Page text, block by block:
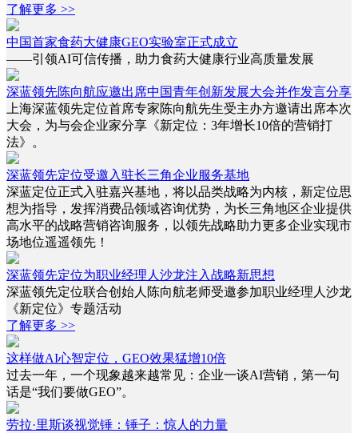
了解更多 >>
中国首家食药大健康GEO实验室正式成立
——引领AI可信传播，助力食药大健康行业高质量发展
深蓝领先陈向航应邀出席中国青年创新发展大会并作发言分享
上海深蓝领先定位首席专家陈向航先生受主办方邀请出席本次
大会，为与会企业家分享《新定位：3年增长10倍的营销打
法》。
深蓝领先定位受邀入驻长三角企业服务基地
深蓝定位正式入驻嘉兴基地，将以品类战略为内核，新定位思
想为指导，发挥消费品领域咨询优势，为长三角地区企业提供
高水平的战略营销咨询服务，以领先战略助力更多企业实现市
场地位遥遥领先！
深蓝领先定位为职业经理人沙龙注入战略新思想
深蓝领先定位联合创始人陈向航老师受邀参加职业经理人沙龙
《新定位》专题活动
了解更多 >>
这样做AI心智定位，GEO效果猛增10倍
过去一年，一个现象越来越常见：企业一谈AI营销，第一句
话是“我们要做GEO”。
劳拉·里斯谈视觉锤：锤子：惊人的力量